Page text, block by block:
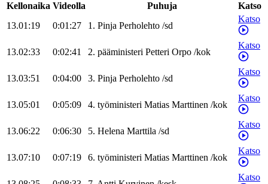
Kellonaika Videolla Puhuja
Katso
13.01:19
0:01:27 1. Pinja Perholehto /sd
Katso
13.02:33 0:02:41 2. pääministeri Petteri Orpo /kok
Katso
13.03:51 0:04:00 3. Pinja Perholehto /sd
Katso
13.05:01 0:05:09 4. työministeri Matias Marttinen /kok
Katso
13.06:22 0:06:30 5. Helena Marttila /sd
Katso
13.07:10 0:07:19 6. työministeri Matias Marttinen /kok
Katso
Katso